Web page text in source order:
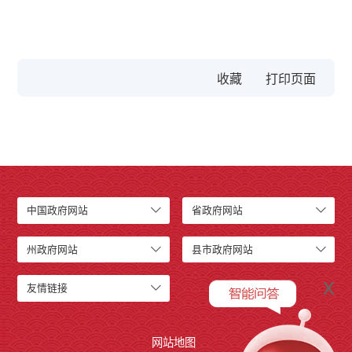
收藏
中国政府网站 省政府网站
州政府网站 县市政府网站
友情链接
网站地图
x